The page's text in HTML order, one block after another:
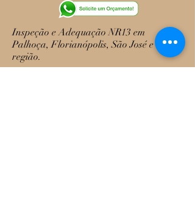
Inspeção e Adequação NR13 em
Palhoça, Florianópolis, São José e
região.